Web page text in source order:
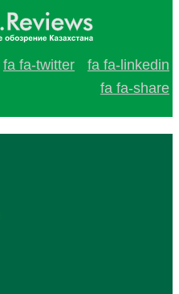
fa fa-twitter
fa fa-linkedin
fa fa-share